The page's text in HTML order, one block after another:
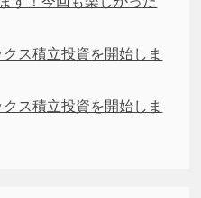
ス積立投資を開始しま
ス積立投資を開始しま